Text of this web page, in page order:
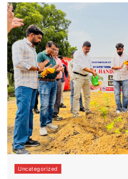
Uncategorized